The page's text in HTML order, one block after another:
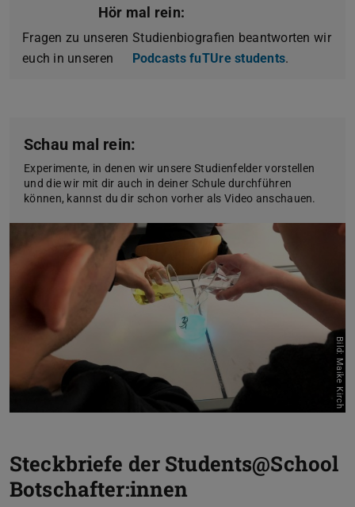
Hör mal rein:
Fragen zu unseren Studienbiografien beantworten wir
euch in unseren
Podcasts fuTUre students.
Schau mal rein:
Experimente, in denen wir unsere Studienfelder vorstellen
und die wir mit dir auch in deiner Schule durchführen
können, kannst du dir schon vorher als Video anschauen.
Bild: Maike Kirch
Steckbriefe der Students@School
Botschafter:innen